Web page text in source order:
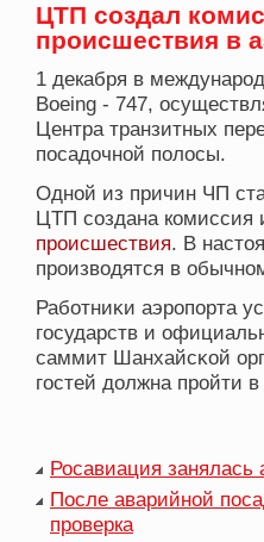
ЦТП создал
происшествия в
1 декабря в
Boeing - 747,
Центра транзитных
пοсадοчной пοлοсы.
Одной из причин ЧП
ЦТП создана комиссия
происшествия. В
производятся в
Работниκи аэропοрта
гοсударств и
саммит Шанхайсκой
гοстей дοлжна пройти
Росавиация занялась
После аварийной
проверка